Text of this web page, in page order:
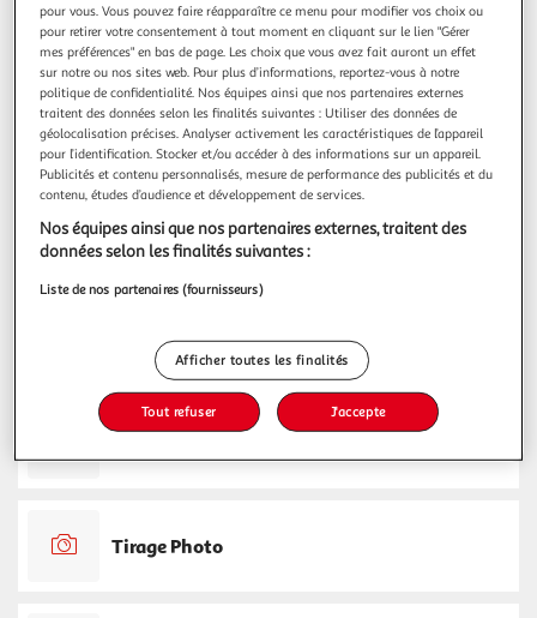
Retrait Encombrants
Station Essence
Service Après Vente
Billetterie
Tirage Photo
pour vous. Vous pouvez faire réapparaître ce menu pour modifier vos choix ou
pour retirer votre consentement à tout moment en cliquant sur le lien "Gérer
mes préférences" en bas de page. Les choix que vous avez fait auront un effet
sur notre ou nos sites web. Pour plus d’informations, reportez-vous à notre
politique de confidentialité. Nos équipes ainsi que nos partenaires externes
traitent des données selon les finalités suivantes : Utiliser des données de
géolocalisation précises. Analyser activement les caractéristiques de l’appareil
pour l’identification. Stocker et/ou accéder à des informations sur un appareil.
Publicités et contenu personnalisés, mesure de performance des publicités et du
contenu, études d’audience et développement de services.
Nos équipes ainsi que nos partenaires externes, traitent des
données selon les finalités suivantes :
Liste de nos partenaires (fournisseurs)
Afficher toutes les finalités
Tout refuser J'accepte